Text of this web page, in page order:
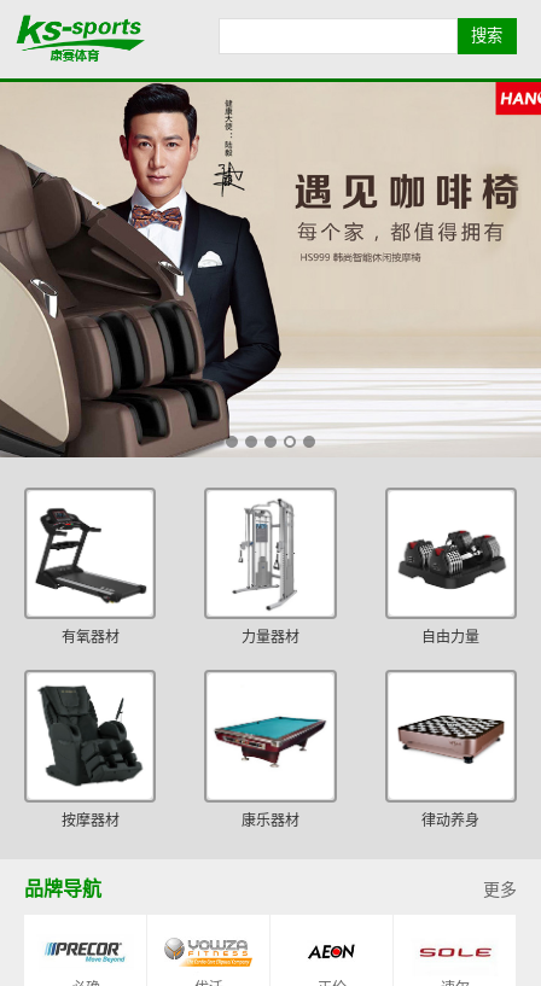
品牌导航 康赛简介
健身资讯
有氧器材 力量器材 自由力量
按摩器材 康乐器材 律动养身
更多
品牌导航